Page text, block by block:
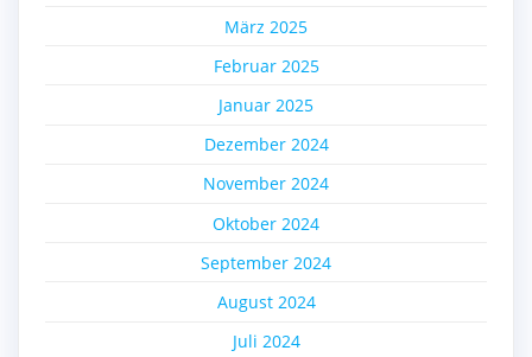
März 2025
Februar 2025
Januar 2025
Dezember 2024
November 2024
Oktober 2024
September 2024
August 2024
Juli 2024